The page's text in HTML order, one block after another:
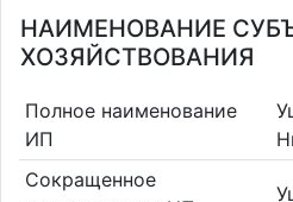
НАИМЕНОВАНИЕ
ХОЗЯЙСТВОВАНИЯ
Полное наименование
ИП
Сокращенное